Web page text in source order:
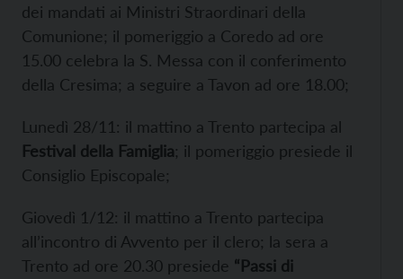
dei mandati ai Ministri Straordinari della
Comunione; il pomeriggio a Coredo ad ore
15.00 celebra la S. Messa con il conferimento
della Cresima; a seguire a Tavon ad ore 18.00;
Lunedì 28/11: il mattino a Trento partecipa al
Festival della Famiglia; il pomeriggio presiede il
Consiglio Episcopale;
Giovedì 1/12: il mattino a Trento partecipa
all’incontro di Avvento per il clero; la sera a
Trento ad ore 20.30 presiede “Passi di